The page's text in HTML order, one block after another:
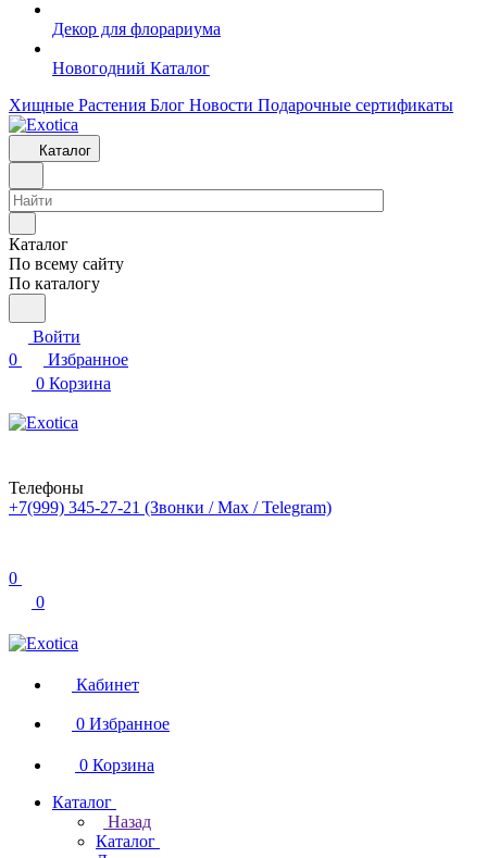
Декор для флорариума
Новогодний Каталог
Хищные Растения Блог Новости Подарочные сертификаты
Каталог
Каталог
По всему сайту
По каталогу
Войти
0
Избранное
0 Корзина
Телефоны
+7(999) 345-27-21 (Звонки / Max / Telegram)
0
0
Кабинет
0 Избранное
0 Корзина
Каталог
Назад
Каталог